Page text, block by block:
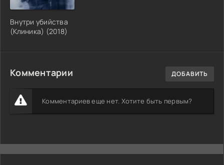
Внутри убийства
(Клиника) (2018)
Комментарии ДОБАВИТЬ
Комментариев еще нет. Хотите быть первым?